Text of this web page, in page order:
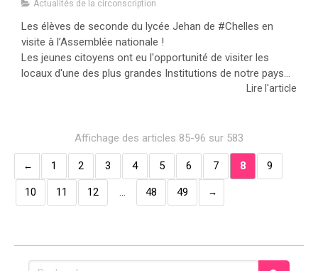
Actualités de la circonscription
Les élèves de seconde du lycée Jehan de #Chelles en
visite à l’Assemblée nationale !
Les jeunes citoyens ont eu l'opportunité de visiter les
locaux d'une des plus grandes Institutions de notre pays...
Lire l'article
Affichage des articles 85-96 sur 583
1 2 3 4 5 6 7 8 9
10 11 12 … 48 49
Rechercher